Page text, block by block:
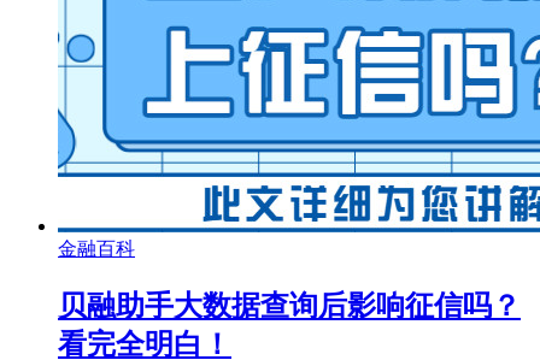
金融百科
贝融助手大数据查询后影响征信吗？
看完全明白！